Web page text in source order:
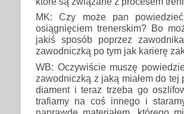
MK: Czy może pan
osiągnięciem trenerskim? Bo
jakiś sposób poprzez
zawodniczką po tym jak karierę
WB: Oczywiście muszę
zawodniczką z jaką miałem do
diament i teraz trzeba go
trafiamy na coś innego i